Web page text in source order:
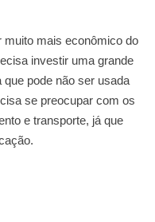
muito mais econômico do
investir uma grande
pode não ser usada
se preocupar com os
e transporte, já que